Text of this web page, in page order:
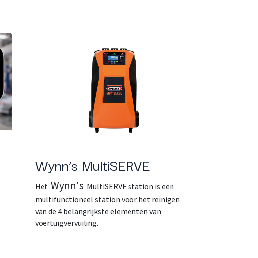
Wynn’s MultiSERVE
Het Wynn's MultiSERVE station is een
multifunctioneel station voor het reinigen
van de 4 belangrijkste elementen van
voertuigvervuiling.